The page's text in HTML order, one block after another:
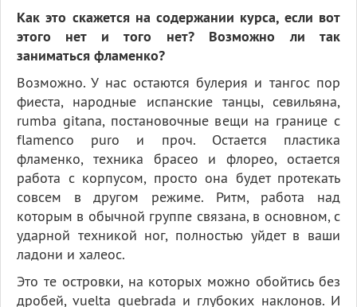
Как это скажется на содержании курса, если вот
этого нет и того нет? Возможно ли так
заниматься фламенко?
Возможно. У нас остаются булерия и тангос пор
фиеста, народные испанские танцы, севильяна,
rumba gitana, постановочные вещи на границе с
flamenco puro и проч. Остается пластика
фламенко, техника брасео и флорео, остается
работа с корпусом, просто она будет протекать
совсем в другом режиме. Ритм, работа над
которым в обычной группе связана, в основном, с
ударной техникой ног, полностью уйдет в ваши
ладони и халеос.
Это те островки, на которых можно обойтись без
дробей, vuelta quebrada и глубоких наклонов. И